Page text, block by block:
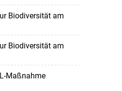
Biodiversität am
Biodiversität am
Maßnahme